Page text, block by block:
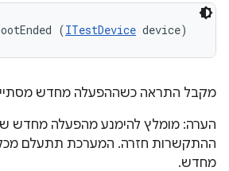
(ITestDevice device)
מקבל התראה כשההפעלה מחדש
הערה: מומלץ להימנע מהפעלה מחדש
ההתקשרות חזרה. המערכת תתעלם מכל
מחדש.